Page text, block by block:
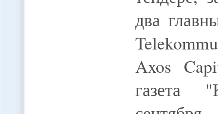
два
Axos
газета